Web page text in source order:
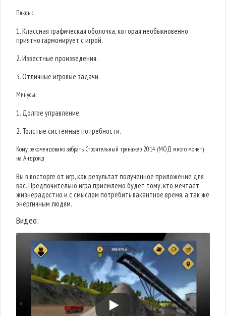
Плюсы:
1. Классная графическая оболочка, которая необыкновенно
приятно гармонирует с игрой.
2. Известные произведения.
3. Отличные игровые задачи.
Минусы:
1. Долгое управление.
2. Толстые системные потребности.
Кому рекомендовано забрать Строительный тренажер 2014 (МОД много монет)
на Андроид
Вы в восторге от игр, как результат полученное приложение для
вас. Предпочительно игра приемлемо будет тому, кто мечтает
жизнерадостно и с смыслом потребить вакантное время, а так же
энергичным людям.
Видео: